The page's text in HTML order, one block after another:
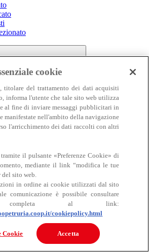
Carne
cookie
titolare del trattamento dei dati acquisiti
informa l'utente che tale sito web utilizza
al fine di inviare messaggi pubblicitari in
manifestate nell'ambito della navigazione
l'arricchimento dei dati raccolti con altri
il pulsante «Preferenze Cookie» di
mediante il link “modifica le tue
del sito web.
in ordine ai cookie utilizzati dal sito
comunicazione è possibile consultare
completa al link:
cookiepolicy.html
Cookie Accetta